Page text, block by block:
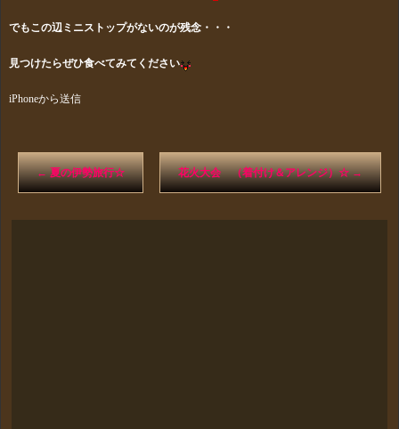
でもこの辺ミニストップがないのが残念・・・
見つけたらぜひ食べてみてください
iPhoneから送信
←夏の伊勢旅行☆ 花火大会 （着付け＆アレンジ）☆→